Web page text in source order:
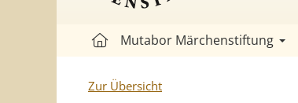
Mutabor Märchenstiftung
Zur Übersicht